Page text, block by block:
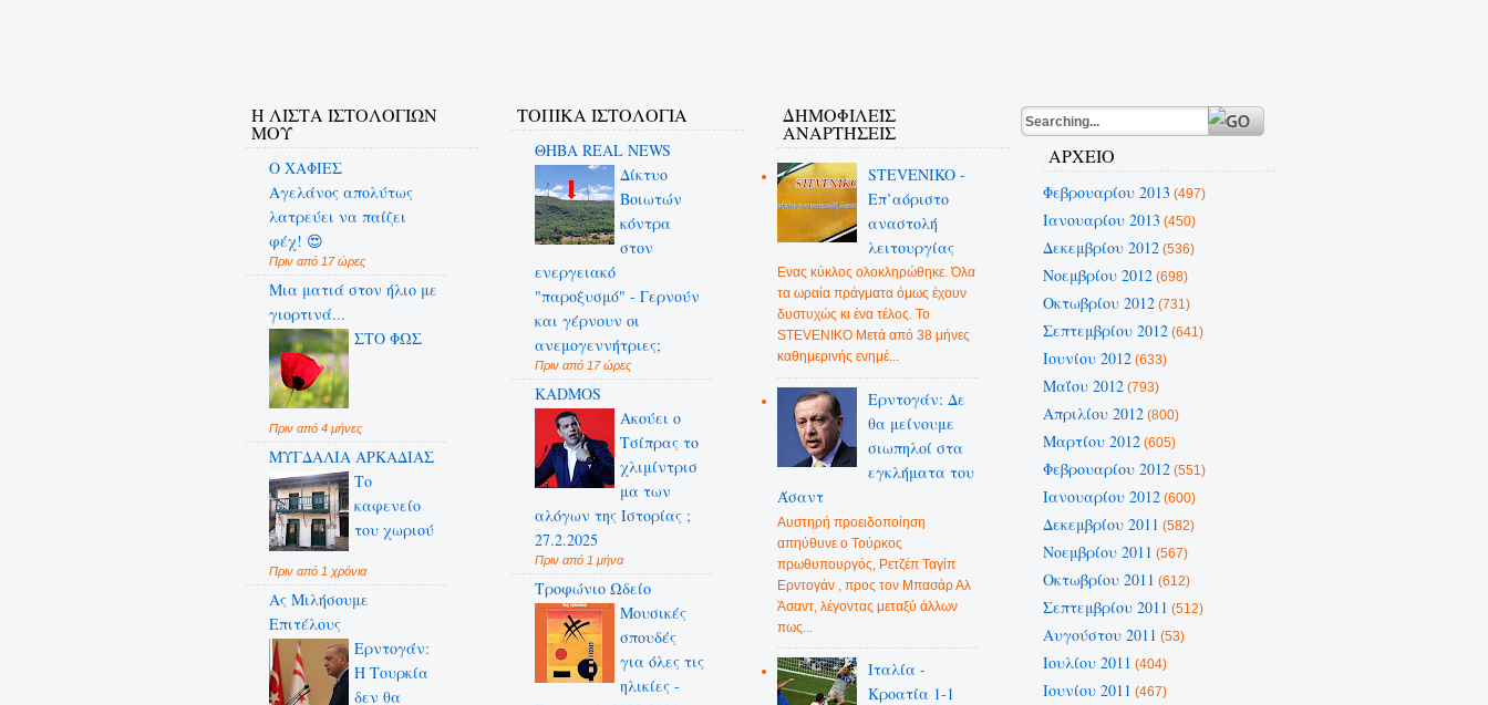
Η ΛΙΣΤΑ ΙΣΤΟΛΟΓΙΩΝ
ΜΟΥ
Ο ΧΑΦΙΕΣ
Αγελάνος απολύτως
λατρεύει να παίζει
φέχ! 😍
Πριν από 17 ώρες
Μια ματιά στον ήλιο με
γιορτινά...
ΣΤΟ ΦΩΣ
Πριν από 4 μήνες
ΜΥΓΔΑΛΙΑ ΑΡΚΑΔΙΑΣ
Το
καφενείο
του χωριού
Πριν από 1 χρόνια
Ας Μιλήσουμε
Επιτέλους
Ερντογάν:
Η Τουρκία
δεν θα
ΤΟΠΙΚΑ ΙΣΤΟΛΟΓΙΑ
ΘΗΒΑ REAL NEWS
Δίκτυο
Βοιωτών
κόντρα
στον
ενεργειακό
"παροξυσμό" - Γερνούν
και γέρνουν οι
ανεμογεννήτριες;
Πριν από 17 ώρες
KADMOS
Ακούει ο
Τσίπρας το
χλιμίντρισ
μα των
αλόγων της Ιστορίας ;
27.2.2025
Πριν από 1 μήνα
Τροφώνιο Ωδείο
Mουσικές
σπουδές
για όλες τις
ηλικίες -
ΔΗΜΟΦΙΛΕΊΣ
ΑΝΑΡΤΉΣΕΙΣ
STEVENIKO -
Επ’αόριστο
αναστολή
λειτουργίας
Ενας κύκλος ολοκληρώθηκε. Όλα
τα ωραία πράγματα όμως έχουν
δυστυχώς κι ένα τέλος. Το
STEVENIKO Μετά από 38 μήνες
καθημερινής ενημέ...
Ερντογάν: Δε
θα μείνουμε
σιωπηλοί στα
εγκλήματα του
Άσαντ
Αυστηρή προειδοποίηση
απηύθυνε ο Τούρκος
πρωθυπουργός, Ρετζέπ Ταγίπ
Ερντογάν , προς τον Μπασάρ Αλ
Άσαντ, λέγοντας μεταξύ άλλων
πως...
Ιταλία -
Κροατία 1-1
ΑΡΧΕΙΟ
Φεβρουαρίου 2013 (497)
Ιανουαρίου 2013 (450)
Δεκεμβρίου 2012(536)
Νοεμβρίου 2012(698)
Οκτωβρίου 2012(731)
Σεπτεμβρίου 2012(641)
Ιουνίου 2012(633)
Μαΐου 2012(793)
Απριλίου 2012(800)
Μαρτίου 2012(605)
Φεβρουαρίου 2012(551)
Ιανουαρίου 2012(600)
Δεκεμβρίου 2011 (582)
Νοεμβρίου 2011 (567)
Οκτωβρίου 2011 (612)
Σεπτεμβρίου 2011 (512)
Αυγούστου 2011 (53)
Ιουλίου 2011 (404)
Ιουνίου 2011 (467)